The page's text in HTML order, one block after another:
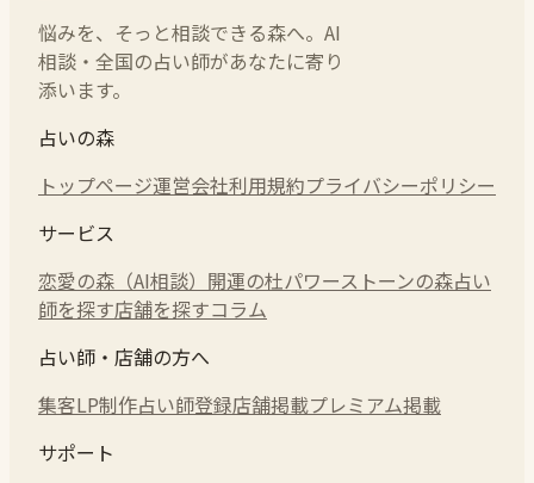
悩みを、そっと相談できる森へ。AI
相談・全国の占い師があなたに寄り
添います。
占いの森
トップページ運営会社利用規約プライバシーポリシー
サービス
恋愛の森（AI相談） 開運の杜パワーストーンの森占い
師を探す店舗を探すコラム
占い師・店舗の方へ
集客LP制作占い師登録店舗掲載プレミアム掲載
サポート